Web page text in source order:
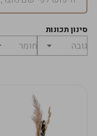
סינון תכונות
במארז
מחיר
לפני
₪0
לתשלום